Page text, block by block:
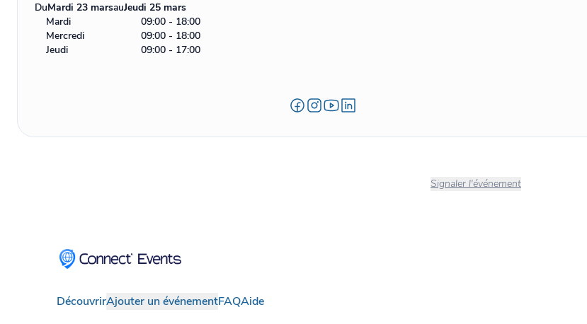
DuMardi 23 marsauJeudi 25 mars
Mardi
09:00 - 18:00
Mercredi
09:00 - 18:00
Jeudi
09:00 - 17:00
Signaler l'événement
DécouvrirAjouter un événementFAQAide